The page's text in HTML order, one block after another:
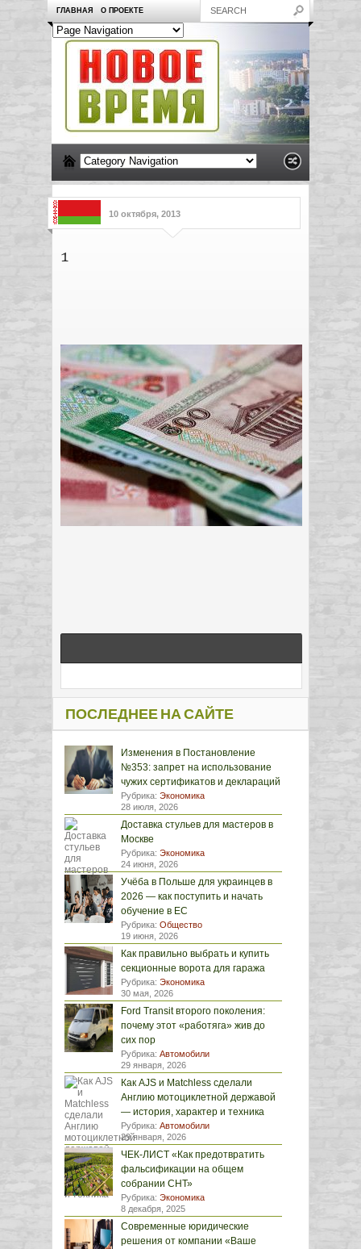
ГЛАВНАЯ О ПРОЕКТЕ
10 октября, 2013
1
ПОСЛЕДНЕЕ НА САЙТЕ
Изменения в Постановление
№353: запрет на использование
чужих сертификатов и деклараций
Рубрика: Экономика
28 июля, 2026
Доставка стульев для мастеров в
Москве
Рубрика: Экономика
24 июня, 2026
Учёба в Польше для украинцев в
2026 — как поступить и начать
обучение в ЕС
Рубрика: Общество
19 июня, 2026
Как правильно выбрать и купить
секционные ворота для гаража
Рубрика: Экономика
30 мая, 2026
Ford Transit второго поколения:
почему этот «работяга» жив до
сих пор
Рубрика: Автомобили
29 января, 2026
Как AJS и Matchless сделали
Англию мотоциклетной державой
— история, характер и техника
Рубрика: Автомобили
29 января, 2026
ЧЕК-ЛИСТ «Как предотвратить
фальсификации на общем
собрании СНТ»
Рубрика: Экономика
8 декабря, 2025
Современные юридические
решения от компании «Ваше